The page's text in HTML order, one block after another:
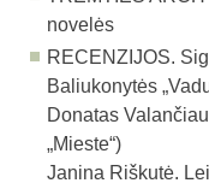
novelės
RECENZIJOS.
Baliukonytės
Donatas
„Mieste“)
Janina Riškutė.